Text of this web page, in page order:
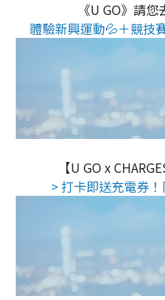
《U GO》請
體驗新興運動💦＋競技
【U GO x
> 打卡即送充電券